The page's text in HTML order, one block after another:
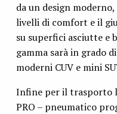
da un design
livelli di comfort e il
su superfici asciutte e
gamma sarà in grado
moderni CUV e mini
Infine per il trasporto
PRO – pneumatico